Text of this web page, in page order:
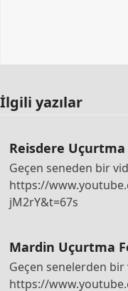
İlgili yazılar
Reisdere Uçurtma
Geçen seneden bir
https://
jM2rY&t=67s
Mardin Uçurtma
Geçen senelerden bir
https://